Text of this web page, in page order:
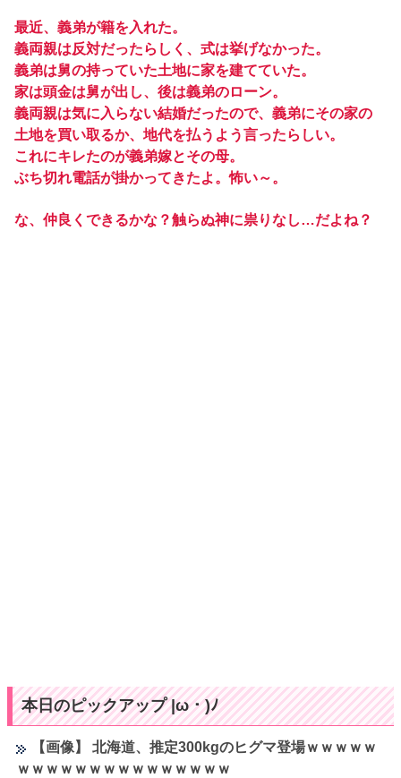
最近、義弟が籍を入れた。
義両親は反対だったらしく、式は挙げなかった。
義弟は舅の持っていた土地に家を建てていた。
家は頭金は舅が出し、後は義弟のローン。
義両親は気に入らない結婚だったので、義弟にその家の
土地を買い取るか、地代を払うよう言ったらしい。
これにキレたのが義弟嫁とその母。
ぶち切れ電話が掛かってきたよ。怖い～。
な、仲良くできるかな？触らぬ神に祟りなし…だよね？
本日のピックアップ |ω・)ﾉ
【画像】 北海道、推定300kgのヒグマ登場ｗｗｗｗｗ
ｗｗｗｗｗｗｗｗｗｗｗｗｗｗｗ